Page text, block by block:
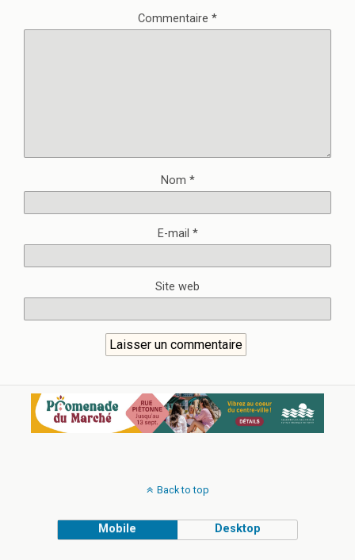
Commentaire *
Nom *
E-mail *
Site web
Back to top
Mobile Desktop